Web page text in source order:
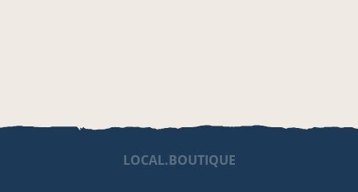
LOCAL.BOUTIQUE